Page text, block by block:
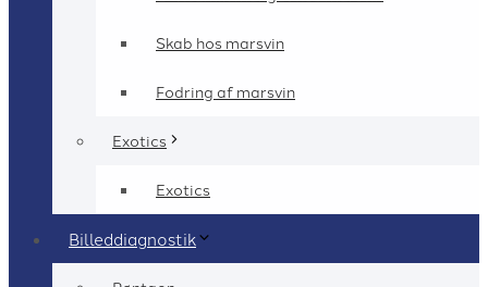
Skab hos marsvin
Fodring af marsvin
Exotics
Exotics
Billeddiagnostik